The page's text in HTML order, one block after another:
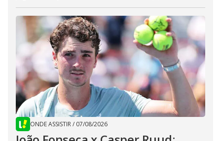
ONDE ASSISTIR/ 07/08/2026